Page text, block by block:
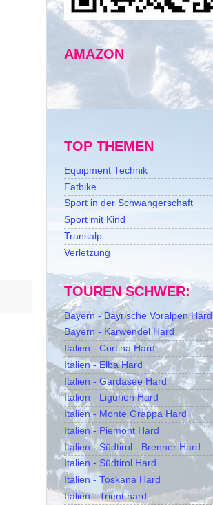
AMAZON
TOP THEMEN
Equipment Technik
Fatbike
Sport in der Schwangerschaft
Sport mit Kind
Transalp
Verletzung
TOUREN SCHWER:
Bayern - Bayrische Voralpen Hard
Bayern - Karwendel Hard
Italien - Cortina Hard
Italien - Elba Hard
Italien - Gardasee Hard
Italien - Ligurien Hard
Italien - Monte Grappa Hard
Italien - Piemont Hard
Italien - Südtirol - Brenner Hard
Italien - Südtirol Hard
Italien - Toskana Hard
Italien - Trient hard